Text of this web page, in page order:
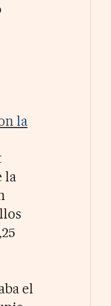
la
la
el